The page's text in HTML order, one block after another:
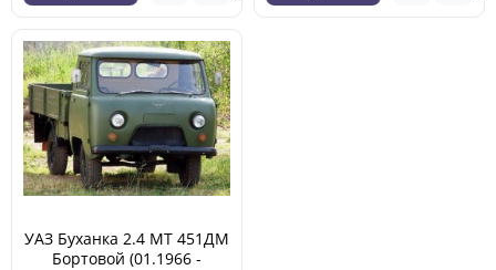
УАЗ Буханка 2.4 MT 451ДМ
Бортовой (01.1966 -